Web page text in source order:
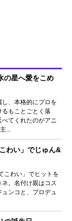
の星へ愛をこめ
、本格的にプロを
るもことごとく落
てくれたのがアニ
...
わい」でじゅん&
こわい」でヒットを
。名付け親はコス
ンコと、プロデュ